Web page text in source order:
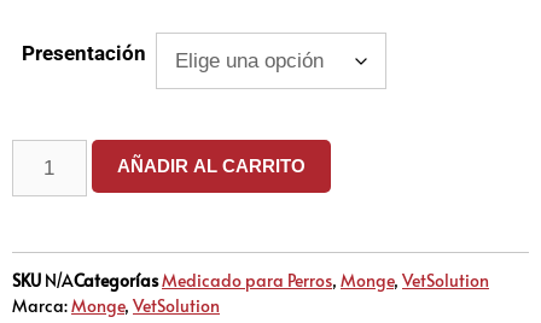
Presentación
AÑADIR AL CARRITO
SKU N/ACategoríasMedicado para Perros, Monge, VetSolution
Marca:Monge, VetSolution